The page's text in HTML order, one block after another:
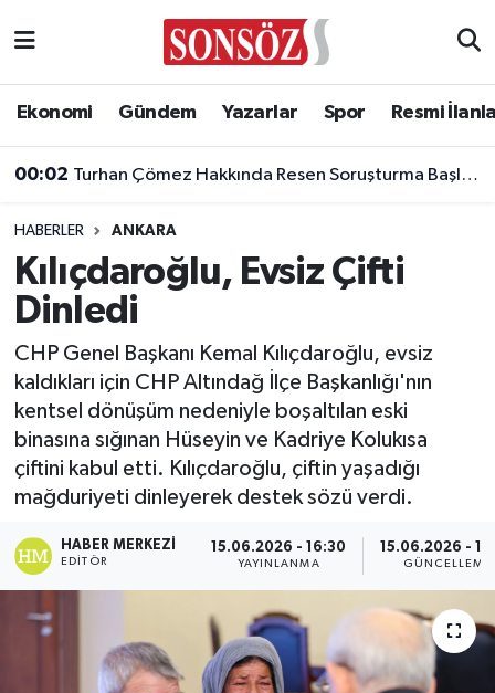
Ekonomi Gündem Yazarlar Spor Resmi
00:02 Turhan Çömez Hakkında Resen Soruşturma Başlatıldı!
HABERLER ANKARA
Kılıçdaroğlu, Evsiz Çifti
Dinledi
CHP Genel Başkanı Kemal Kılıçdaroğlu, evsiz
kaldıkları için CHP Altındağ İlçe Başkanlığı'nın
kentsel dönüşüm nedeniyle boşaltılan eski
binasına sığınan Hüseyin ve Kadriye Kolukısa
çiftini kabul etti. Kılıçdaroğlu, çiftin yaşadığı
mağduriyeti dinleyerek destek sözü verdi.
HABER MERKEZI
EDITÖR
15.06.2026 - 16:30
YAYINLANMA
15.06.2026 -
GÜNCELLEME
Asayiş
Biyografi
Çevre
Diğer
Dünya
Eğitim
Ekonomi
Eleman
Emlak
Ankara Nöbetçi Eczaneler
Ankara Trafik Yoğunluk Haritası
Süper Lig Puan Durumu ve Fikstür
Tüm Manşetler
Son Dakika Haberleri
Haber Arşivi